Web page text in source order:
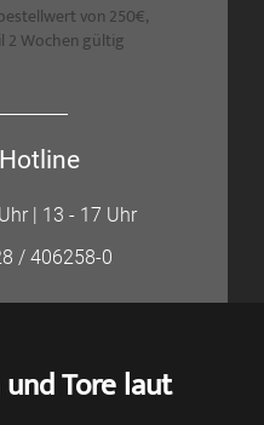
von 250€,
2 Wochen gültig
| 13 - 17 Uhr
/ 406258-0
Tore laut